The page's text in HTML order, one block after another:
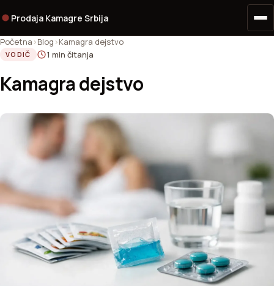
Prodaja Kamagre Srbija
Početna Blog Kamagra dejstvo
VODIČ 1 min čitanja
Kamagra dejstvo